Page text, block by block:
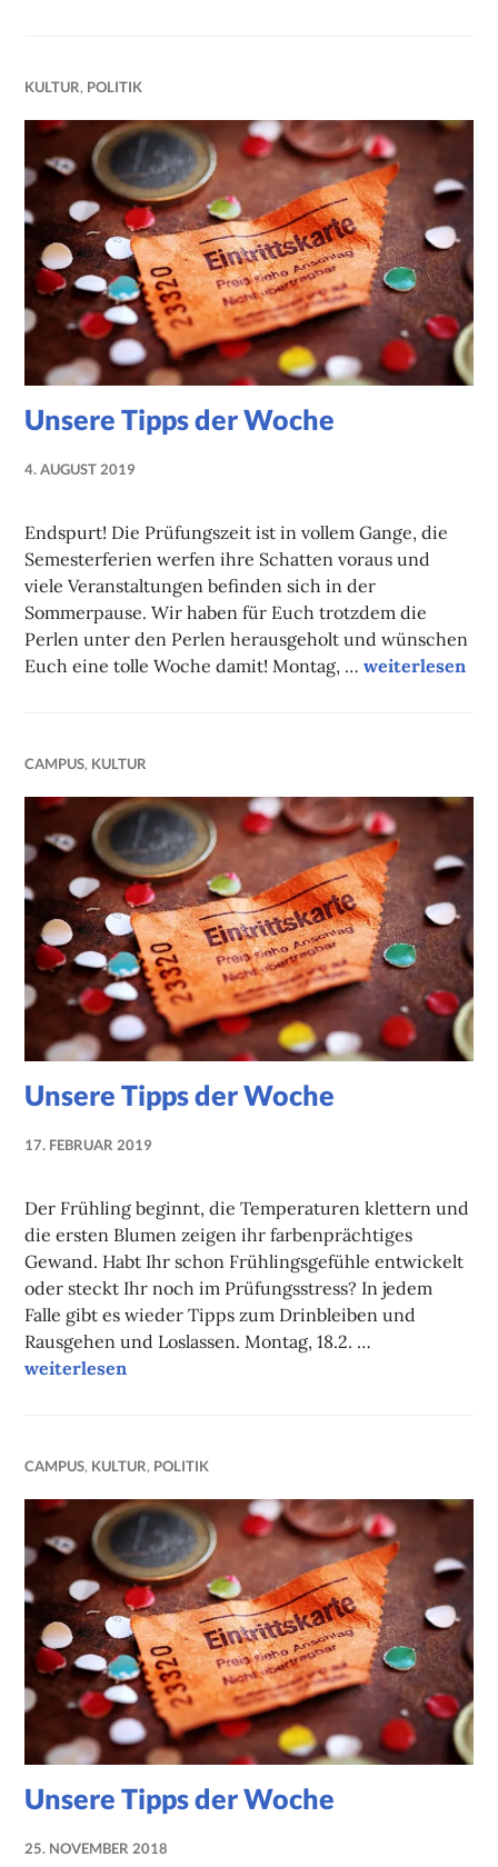
KULTUR, POLITIK
Unsere Tipps der Woche
4. AUGUST 2019
Endspurt! Die Prüfungszeit ist in vollem Gange, die
Semesterferien werfen ihre Schatten voraus und
viele Veranstaltungen befinden sich in der
Sommerpause. Wir haben für Euch trotzdem die
Perlen unter den Perlen herausgeholt und wünschen
Euch eine tolle Woche damit! Montag, …Unsere Tipps
weiterlesen
CAMPUS, KULTUR
Unsere Tipps der Woche
17. FEBRUAR 2019
Der Frühling beginnt, die Temperaturen klettern und
die ersten Blumen zeigen ihr farbenprächtiges
Gewand. Habt Ihr schon Frühlingsgefühle entwickelt
oder steckt Ihr noch im Prüfungsstress? In jedem
Falle gibt es wieder Tipps zum Drinbleiben und
Rausgehen und Loslassen. Montag, 18.2. …
Unsere Tipps der Woche
weiterlesen
CAMPUS, KULTUR, POLITIK
Unsere Tipps der Woche
25. NOVEMBER 2018